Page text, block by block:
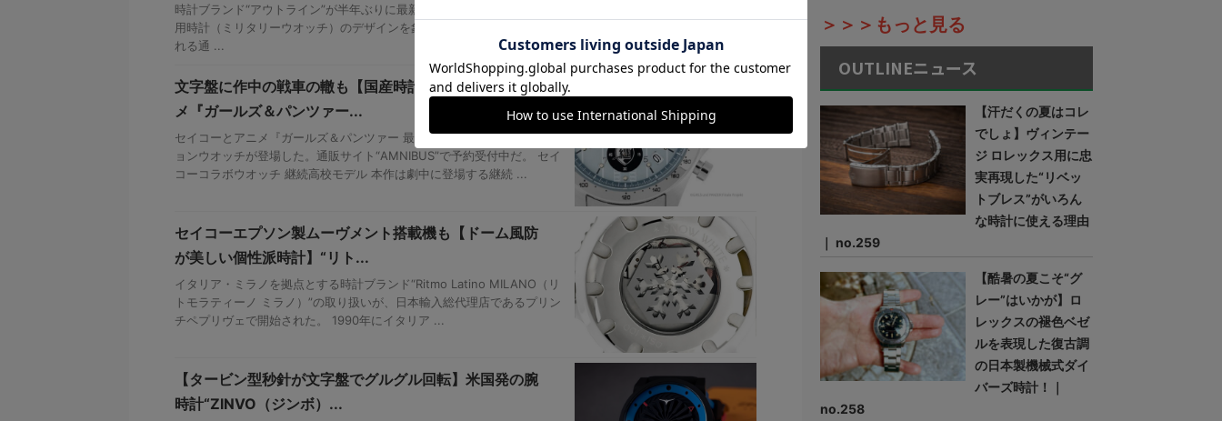
時計ブランド“アウトライン”が半年ぶりに最新作を公開した。今回は軍
用時計（ミリタリーウオッチ）のデザインを象徴する傑作としても知ら
れる通 ...
文字盤に作中の戦車の轍も【国産時計“セイコー”×アニ
メ『ガールズ＆パンツァー...
セイコーとアニメ『ガールズ＆パンツァー 最終章』によるコラボレーシ
ョンウオッチが登場した。通販サイト“AMNIBUS”で予約受付中だ。 セイ
コーコラボウオッチ 継続高校モデル 本作は劇中に登場する継続 ...
セイコーエプソン製ムーヴメント搭載機も【ドーム風防
が美しい個性派時計】“リト...
イタリア・ミラノを拠点とする時計ブランド“Ritmo Latino MILANO（リ
トモラティーノ ミラノ）”の取り扱いが、日本輸入総代理店であるプリン
チペプリヴェで開始された。 1990年にイタリア ...
【タービン型秒針が文字盤でグルグル回転】米国発の腕
時計“ZINVO（ジンボ）...
＞＞＞もっと見る
OUTLINEニュース
【汗だくの夏はコレ
でしょ】ヴィンテー
ジ ロレックス用に忠
実再現した“リベッ
トブレス”がいろん
な時計に使える理由
｜ no.259
【酷暑の夏こそ“グ
レー”はいかが】ロ
レックスの褪色ベゼ
ルを表現した復古調
の日本製機械式ダイ
バーズ時計！｜
no.258